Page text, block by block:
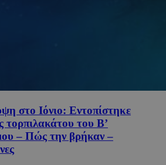
στο Ιόνιο: Εντοπίστηκε
τορπιλακάτου του Β’
– Πώς την βρήκαν –